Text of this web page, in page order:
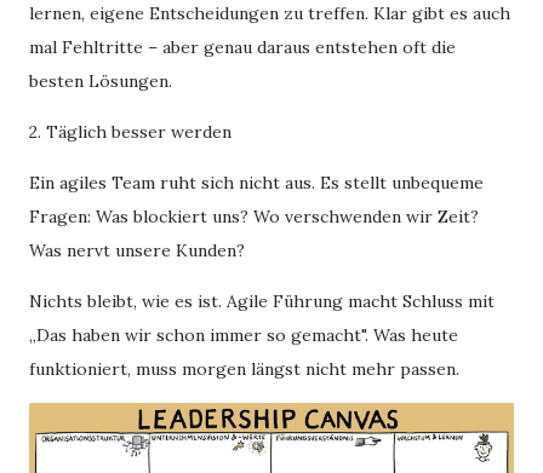
lernen, eigene Entscheidungen zu treffen. Klar gibt es auch
mal Fehltritte – aber genau daraus entstehen oft die
besten Lösungen.
2. Täglich besser werden
Ein agiles Team ruht sich nicht aus. Es stellt unbequeme
Fragen: Was blockiert uns? Wo verschwenden wir Zeit?
Was nervt unsere Kunden?
Nichts bleibt, wie es ist. Agile Führung macht Schluss mit
„Das haben wir schon immer so gemacht". Was heute
funktioniert, muss morgen längst nicht mehr passen.